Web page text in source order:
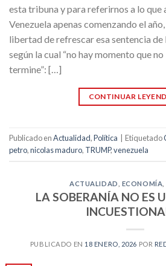
esta tribuna y para referirnos a lo que
Venezuela apenas comenzando el
libertad de refrescar esa sentencia
según la cual “no hay momento que
termine”: […]
CONTINUAR
Publicado enActualidad,Política Etiquetado
petro,nicolas maduro, TRUMP,venezuela
ACTUALIDAD ECONOMÍA
LA SOBERANÍA NO ES
PUBLICADO EN 18 ENERO, 2026 POR